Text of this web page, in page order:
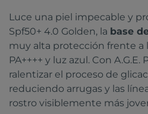
Luce una piel impecable y
Spf50+ 4.0 Golden, la base
muy alta protección frente a
PA++++ y luz azul. Con
ralentizar el proceso de
reduciendo arrugas y las
rostro visiblemente más